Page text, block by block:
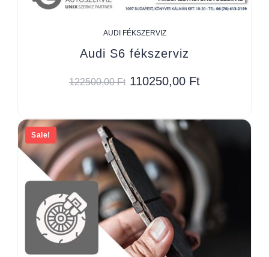
AUDI FÉKSZERVIZ
Audi S6 fékszerviz
122500,00Ft 110250,00 Ft
Sale!